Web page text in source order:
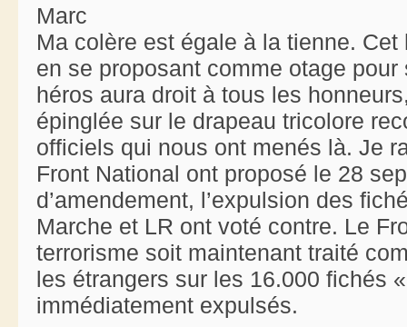
Marc
Ma colère est égale à la tienne.
en se proposant comme otage
héros aura droit à tous les
épinglée sur le drapeau tricolore
officiels qui nous ont menés là. Je
Front National ont proposé le 28
d’amendement, l’expulsion des
Marche et LR ont voté contre. Le
terrorisme soit maintenant traité
les étrangers sur les 16.000 fichés
immédiatement expulsés.